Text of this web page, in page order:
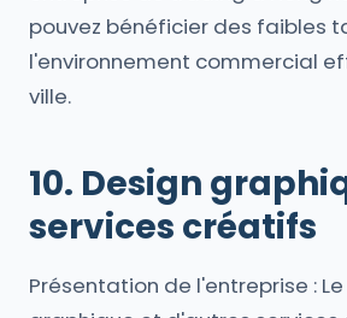
pouvez bénéficier des faibles
l'environnement commercial
ville.
10. Design
services créatifs
Présentation de l'entreprise :